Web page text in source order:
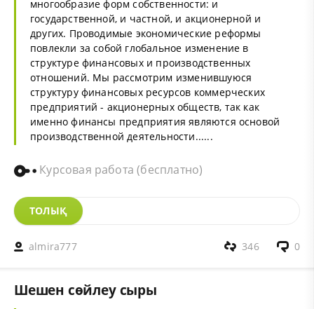
многообразие форм собственности: и
государственной, и частной, и акционерной и
других. Проводимые экономические реформы
повлекли за собой глобальное изменение в
структуре финансовых и производственных
отношений. Мы рассмотрим изменившуюся
структуру финансовых ресурсов коммерческих
предприятий - акционерных обществ, так как
именно финансы предприятия являются основой
производственной деятельности......
Курсовая работа (бесплатно)
ТОЛЫҚ
almira777 0
346
Шешен сөйлеу сыры